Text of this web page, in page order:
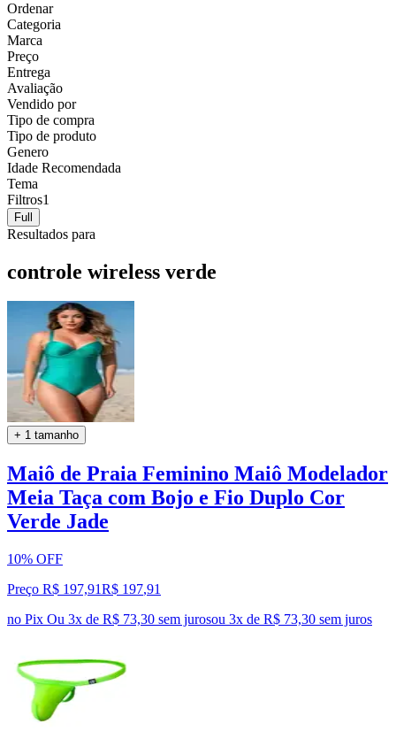
Ordenar
Categoria
Marca
Preço
Entrega
Avaliação
Vendido por
Tipo de compra
Tipo de produto
Genero
Idade Recomendada
Tema
Filtros1
Full
Resultados para
controle wireless verde
+ 1 tamanho
Maiô de Praia Feminino Maiô Modelador
Meia Taça com Bojo e Fio Duplo Cor
Verde Jade
10% OFF
Preço R$ 197,91R$ 197,91
no Pix Ou 3x de R$ 73,30 sem jurosou 3x de R$ 73,30 sem juros